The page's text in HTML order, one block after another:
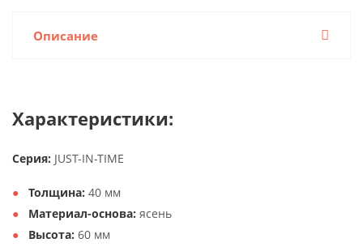
Описание
Характеристики:
Серия: JUST-IN-TIME
Толщина: 40 мм
Материал-основа: ясень
Высота: 60 мм